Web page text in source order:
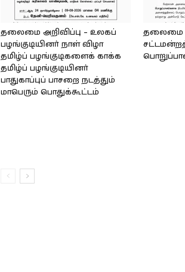
தலைமை அறிவிப்பு – உலகப்
பழங்குடியினர் நாள் விழா
தமிழ்ப் பழங்குடிகளைக் காக்க
தமிழ்ப் பழங்குடியினர்
பாதுகாப்புப் பாசறை நடத்தும்
மாபெரும் பொதுக்கூட்டம்
தலைமை